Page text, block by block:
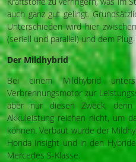
auch ganz gut gelingt.
Unterschieden wird hier
(seriell und parallel) und dem
Der Mildhybrid
Bei einem Mildhybrid
Verbrennungsmotor zur
aber nur diesen Zweck,
Akkuleistung reichen nicht, um
können. Verbaut wurde der
Honda Insight und in den
Mercedes S-Klasse.